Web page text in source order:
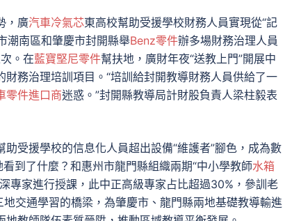
，廣汽車冷氣芯東高校幫助受援學校財務人員實現從“記
潮南區和肇慶市封開縣舉Benz零件辦多場財務治理人員
。在藍寶堅尼零件幫扶地，廣財年夜“送教上門”開展中
務治理培訓項目。“培訓給封開教導財務人員供給了一
零件進口商迷惑。”封開縣教導局計財股負責人梁柱毅表
受援學校的信息化人員超出設備“維護者”腳色，成為數
到了什麼？和惠州市龍門縣組織兩期“中小學教師水箱
專家進行授課，此中正高級專家占比超過30%，參訓老
交通學習的橋梁，為肇慶市、龍門縣兩地基礎教導輸進